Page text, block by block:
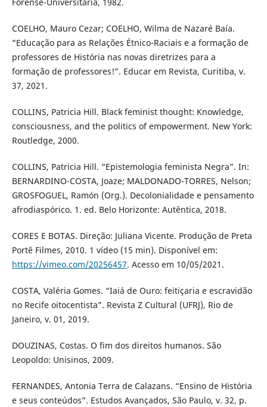
COELHO, Mauro Cezar; COELHO, Wilma de Nazaré Baía.
“Educação para as Relações Étnico-Raciais e a formação de
professores de História nas novas diretrizes para a
formação de professores!”. Educar em Revista, Curitiba, v.
37, 2021.
COLLINS, Patricia Hill. Black feminist thought: Knowledge,
consciousness, and the politics of empowerment. New York:
Routledge, 2000.
COLLINS, Patricia Hill. “Epistemologia feminista Negra”. In:
BERNARDINO-COSTA, Joaze; MALDONADO-TORRES, Nelson;
GROSFOGUEL, Ramón (Org.). Decolonialidade e pensamento
afrodiaspórico. 1. ed. Belo Horizonte: Autêntica, 2018.
CORES E BOTAS. Direção: Juliana Vicente. Produção de Preta
Portê Filmes, 2010. 1 vídeo (15 min). Disponível em:
https://vimeo.com/20256457. Acesso em 10/05/2021.
COSTA, Valéria Gomes. “Iaiá de Ouro: feitiçaria e escravidão
no Recife oitocentista”. Revista Z Cultural (UFRJ), Rio de
Janeiro, v. 01, 2019.
DOUZINAS, Costas. O fim dos direitos humanos. São
Leopoldo: Unisinos, 2009.
FERNANDES, Antonia Terra de Calazans. “Ensino de História
e seus conteúdos”. Estudos Avançados, São Paulo, v. 32, p.